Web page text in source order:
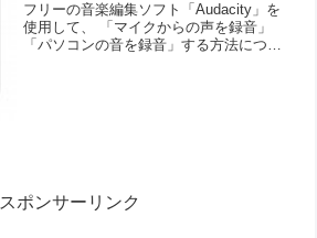
フリーの音楽編集ソフト「Audacity」を
使用して、 「マイクからの声を録音」
「パソコンの音を録音」する方法につい
スポンサーリンク